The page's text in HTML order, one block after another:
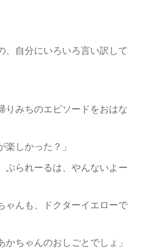
、自分にいろいろ言い訳して
りみちのエピソードをおはな
しかった？」
ぷられーるは、やんないよー
ゃんも、ドクターイエローで
ちゃんのおしごとでしょ」